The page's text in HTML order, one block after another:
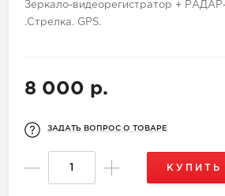
Зеркало-видеорегистратор +
.Стрелка. GPS.
8 000 р.
ЗАДАТЬ ВОПРОС О ТОВАРЕ
КУПИТЬ